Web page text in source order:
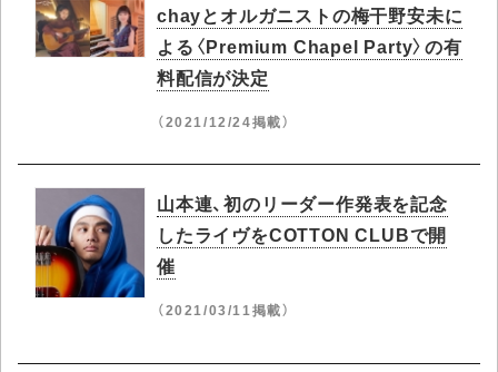
chayとオルガニストの梅干野安未に
よる〈Premium Chapel Party〉の有
料配信が決定
（2021/12/24掲載）
山本連、初のリーダー作発表を記念
したライヴをCOTTON CLUBで開
催
（2021/03/11掲載）